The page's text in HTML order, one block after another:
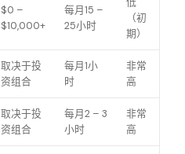
$0 –
$10,000+
每月15 –
25小时
（初
期）
取决于投
资组合
每月1小
时
非常
高
取决于投
资组合
每月2 – 3
小时
非常
高